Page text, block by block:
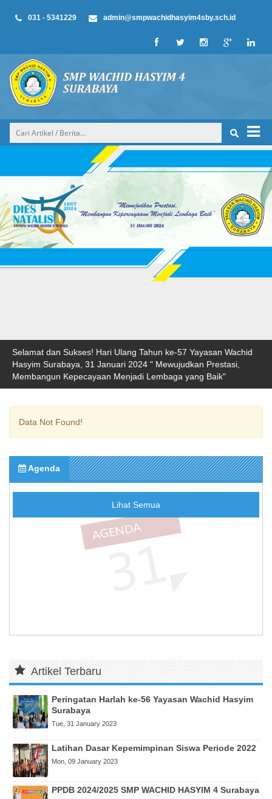
031 - 5341229 admin@smpwachidhasyim4sby.sch.id
Selamat dan Sukses! Hari Ulang Tahun ke-57 Yayasan Wachid
Hasyim Surabaya, 31 Januari 2024 " Mewujudkan Prestasi,
Membangun Kepecayaan Menjadi Lembaga yang Baik"
Data Not Found!
Agenda
Lihat Semua
Artikel Terbaru
Peringatan Harlah ke-56 Yayasan Wachid Hasyim
Surabaya
Tue, 31 January 2023
Latihan Dasar Kepemimpinan Siswa Periode 2022
Mon, 09 January 2023
PPDB 2024/2025 SMP WACHID HASYIM 4 Surabaya